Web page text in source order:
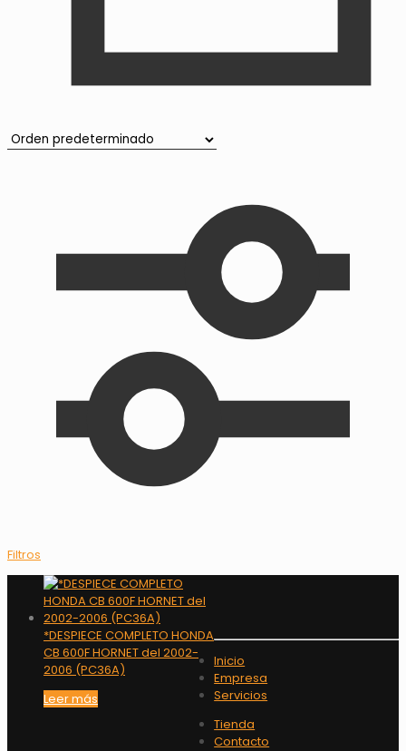
Filtros
*DESPIECE COMPLETO HONDA
CB 600F HORNET del 2002-
2006 (PC36A)
Leer más
Inicio
Empresa
Servicios
Tienda
Contacto